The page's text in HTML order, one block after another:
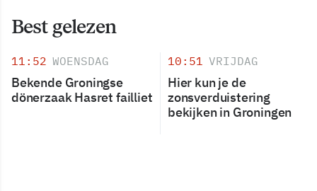
Best gelezen
11:52 WOENSDAG
Bekende Groningse
dönerzaak Hasret failliet
10:51 VRIJDAG
Hier kun je de
zonsverduistering
bekijken in Groningen